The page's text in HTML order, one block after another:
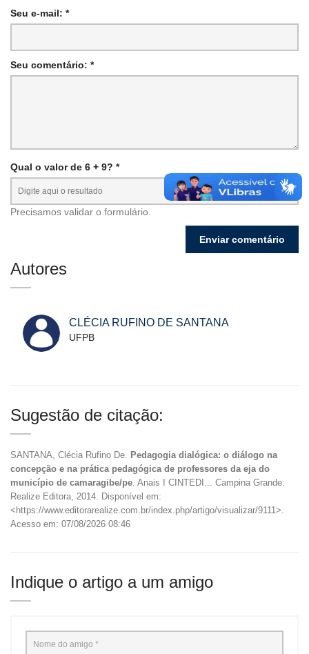
Seu e-mail: *
Seu comentário: *
Qual o valor de 6 + 9? *
Precisamos validar o formulário.
Autores
CLÉCIA RUFINO DE SANTANA
UFPB
Sugestão de citação:
SANTANA, Clécia Rufino De.
Pedagogia dialógica: o diálogo na
concepção e na prática pedagógica de professores da eja do
município de camaragibe/pe . Anais I CINTEDI... Campina Grande:
Realize Editora, 2014. Disponível em:
<https://www.editorarealize.com.br/index.php/artigo/visualizar/9111>.
Acesso em: 07/08/2026 08:46
Indique o artigo a um amigo